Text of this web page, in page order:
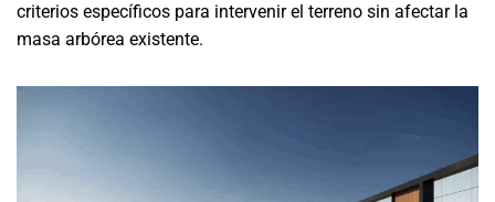
criterios específicos para intervenir el terreno sin afectar la
masa arbórea existente.